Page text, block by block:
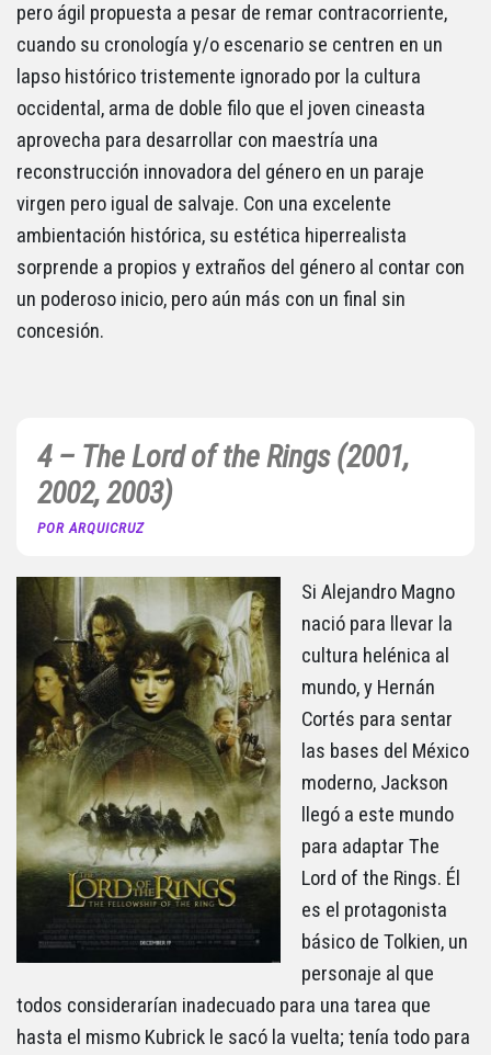
pero ágil propuesta a pesar de remar contracorriente,
cuando su cronología y/o escenario se centren en un
lapso histórico tristemente ignorado por la cultura
occidental, arma de doble filo que el joven cineasta
aprovecha para desarrollar con maestría una
reconstrucción innovadora del género en un paraje
virgen pero igual de salvaje. Con una excelente
ambientación histórica, su estética hiperrealista
sorprende a propios y extraños del género al contar con
un poderoso inicio, pero aún más con un final sin
concesión.
4 – The Lord of the Rings (2001,
2002, 2003)
POR ARQUICRUZ
Si Alejandro Magno
nació para llevar la
cultura helénica al
mundo, y Hernán
Cortés para sentar
las bases del México
moderno, Jackson
llegó a este mundo
para adaptar The
Lord of the Rings. Él
es el protagonista
básico de Tolkien, un
personaje al que
todos considerarían inadecuado para una tarea que
hasta el mismo Kubrick le sacó la vuelta; tenía todo para